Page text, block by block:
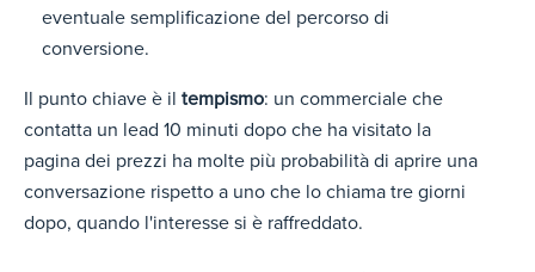
eventuale semplificazione del percorso di
conversione.
Il punto chiave è il tempismo: un commerciale che
contatta un lead 10 minuti dopo che ha visitato la
pagina dei prezzi ha molte più probabilità di aprire una
conversazione rispetto a uno che lo chiama tre giorni
dopo, quando l'interesse si è raffreddato.